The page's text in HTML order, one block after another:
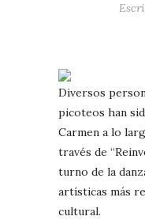
Diversos
picoteos han
Carmen a lo
través de
turno de la
artísticas más
cultural.